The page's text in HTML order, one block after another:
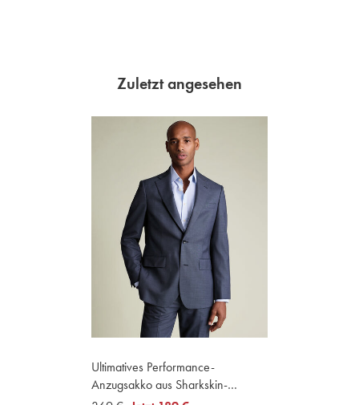
Zuletzt angesehen
Ultimatives Performance-
Anzugsakko aus Sharkskin-